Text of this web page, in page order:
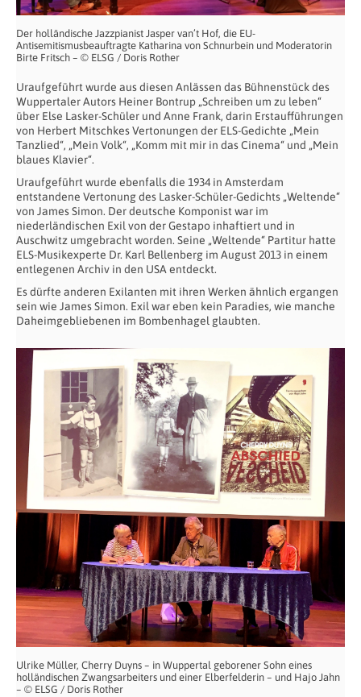
Der holländische Jazzpianist Jasper van’t Hof, die EU-
Antisemitismusbeauftragte Katharina von Schnurbein und Moderatorin
Birte Fritsch – © ELSG / Doris Rother
Uraufgeführt wurde aus diesen Anlässen das Bühnenstück des
Wuppertaler Autors Heiner Bontrup „Schreiben um zu leben“
über Else Lasker-Schüler und Anne Frank, darin Erstaufführungen
von Herbert Mitschkes Vertonungen der ELS-Gedichte „Mein
Tanzlied“, „Mein Volk“, „Komm mit mir in das Cinema“ und „Mein
blaues Klavier“.
Uraufgeführt wurde ebenfalls die 1934 in Amsterdam
entstandene Vertonung des Lasker-Schüler-Gedichts „Weltende“
von James Simon. Der deutsche Komponist war im
niederländischen Exil von der Gestapo inhaftiert und in
Auschwitz umgebracht worden. Seine „Weltende“ Partitur hatte
ELS-Musikexperte Dr. Karl Bellenberg im August 2013 in einem
entlegenen Archiv in den USA entdeckt.
Es dürfte anderen Exilanten mit ihren Werken ähnlich ergangen
sein wie James Simon. Exil war eben kein Paradies, wie manche
Daheimgebliebenen im Bombenhagel glaubten.
Ulrike Müller, Cherry Duyns – in Wuppertal geborener Sohn eines
holländischen Zwangsarbeiters und einer Elberfelderin – und Hajo Jahn
– © ELSG / Doris Rother